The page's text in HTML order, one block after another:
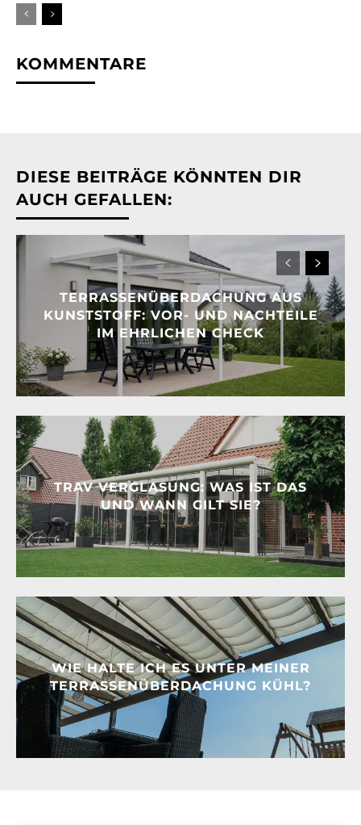
KOMMENTARE
DIESE BEITRÄGE KÖNNTEN DIR
AUCH GEFALLEN:
TERRASSENÜBERDACHUNG AUS
KUNSTSTOFF: VOR- UND NACHTEILE
IM EHRLICHEN CHECK
TRAV VERGLASUNG: WAS IST DAS
UND WANN GILT SIE?
WIE HALTE ICH ES UNTER MEINER
TERRASSENÜBERDACHUNG KÜHL?